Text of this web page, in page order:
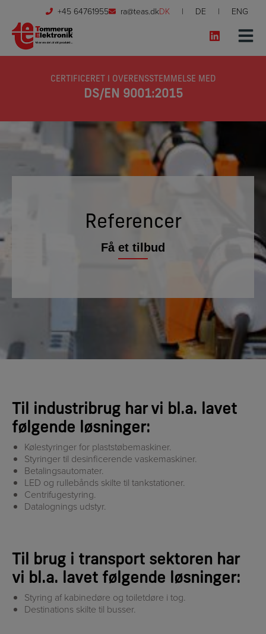
indholdet
+45 64761955 ra@teas.dkDK DE ENG
CERTIFICERET I OVERENSSTEMMELSE MED
DS/EN 9001:2015
Referencer
Få et tilbud
Til industribrug har vi bl.a. lavet
følgende løsninger:
Kølestyringer for plaststøbemaskiner.
Styringer til desinficerende vaskemaskiner.
Betalingsautomater.
LED og rullebånds skilte til tankstationer.
Centrifugestyring.
Datalognings udstyr.
Til brug i transport sektoren har
vi bl.a. lavet følgende løsninger:
Styring af kabinedøre og toiletdøre i tog.
Destinations skilte til busser.